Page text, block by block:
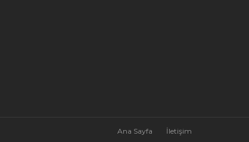
Ana Sayfa İletişim